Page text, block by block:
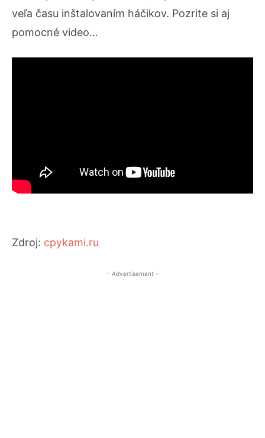
veľa času inštalovaním háčikov. Pozrite si aj
pomocné video…
Zdroj: cpykami.ru
- Advertisement -